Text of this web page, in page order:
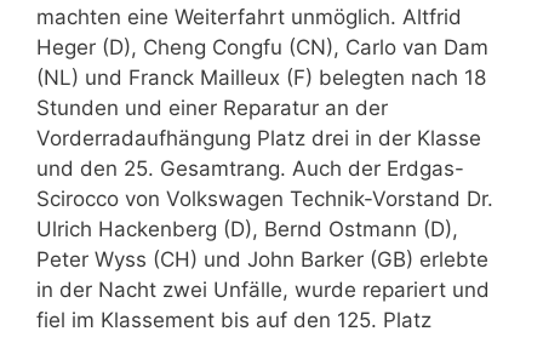
machten eine Weiterfahrt unmöglich. Altfrid
Heger (D), Cheng Congfu (CN), Carlo van Dam
(NL) und Franck Mailleux (F) belegten nach 18
Stunden und einer Reparatur an der
Vorderradaufhängung Platz drei in der Klasse
und den 25. Gesamtrang. Auch der Erdgas-
Scirocco von Volkswagen Technik-Vorstand Dr.
Ulrich Hackenberg (D), Bernd Ostmann (D),
Peter Wyss (CH) und John Barker (GB) erlebte
in der Nacht zwei Unfälle, wurde repariert und
fiel im Klassement bis auf den 125. Platz